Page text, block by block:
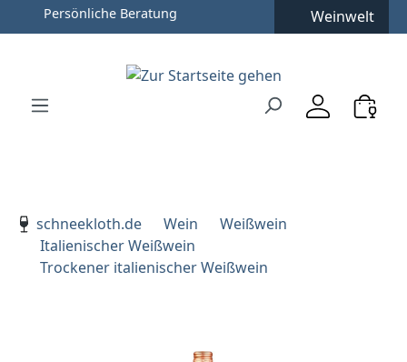
Zum Hauptinhalt springen
Zur Hauptnavigation springen
Weinwelt
schneekloth.de
Wein
Weißwein
Italienischer Weißwein
Trockener italienischer Weißwein